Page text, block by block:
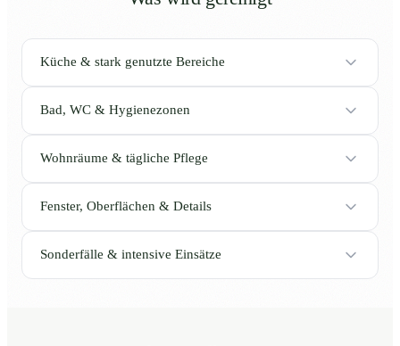
Küche & stark genutzte Bereiche
Bad, WC & Hygienezonen
Wohnräume & tägliche Pflege
Fenster, Oberflächen & Details
Sonderfälle & intensive Einsätze